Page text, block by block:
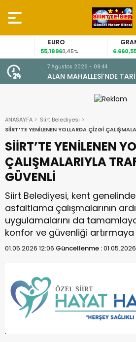
EURO
0,45%
GRAM ALTIN
6.660,55 2,59%
7 Ağustos 2026 - 09:44
ALAN MAHALLESİ’NDE TARİHİ
KAVUŞTU, 34 YILLIK TAPU
ANASAYFA
Siirt Belediyesi
SİİRT’TE YENİLENEN YOLLARDA ÇİZGİ
SİİRT’TE YENİLENEN
ÇALIŞMALARIYLA
GÜVENLİ
Siirt Belediyesi, kent
asfaltlama çalışmalarının
uygulamalarını da
konfor ve güvenliği
01.05.2026 12:06 Güncellenme :